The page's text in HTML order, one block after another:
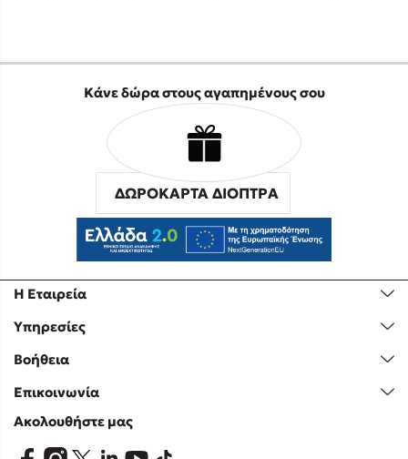
Η Εταιρεία
Υπηρεσίες
Βοήθεια
Επικοινωνία
Κάνε δώρα στους αγαπημένους σου
ΔΩΡΟΚΑΡΤΑ ΔΙΟΠΤΡΑ
Ακολουθήστε μας